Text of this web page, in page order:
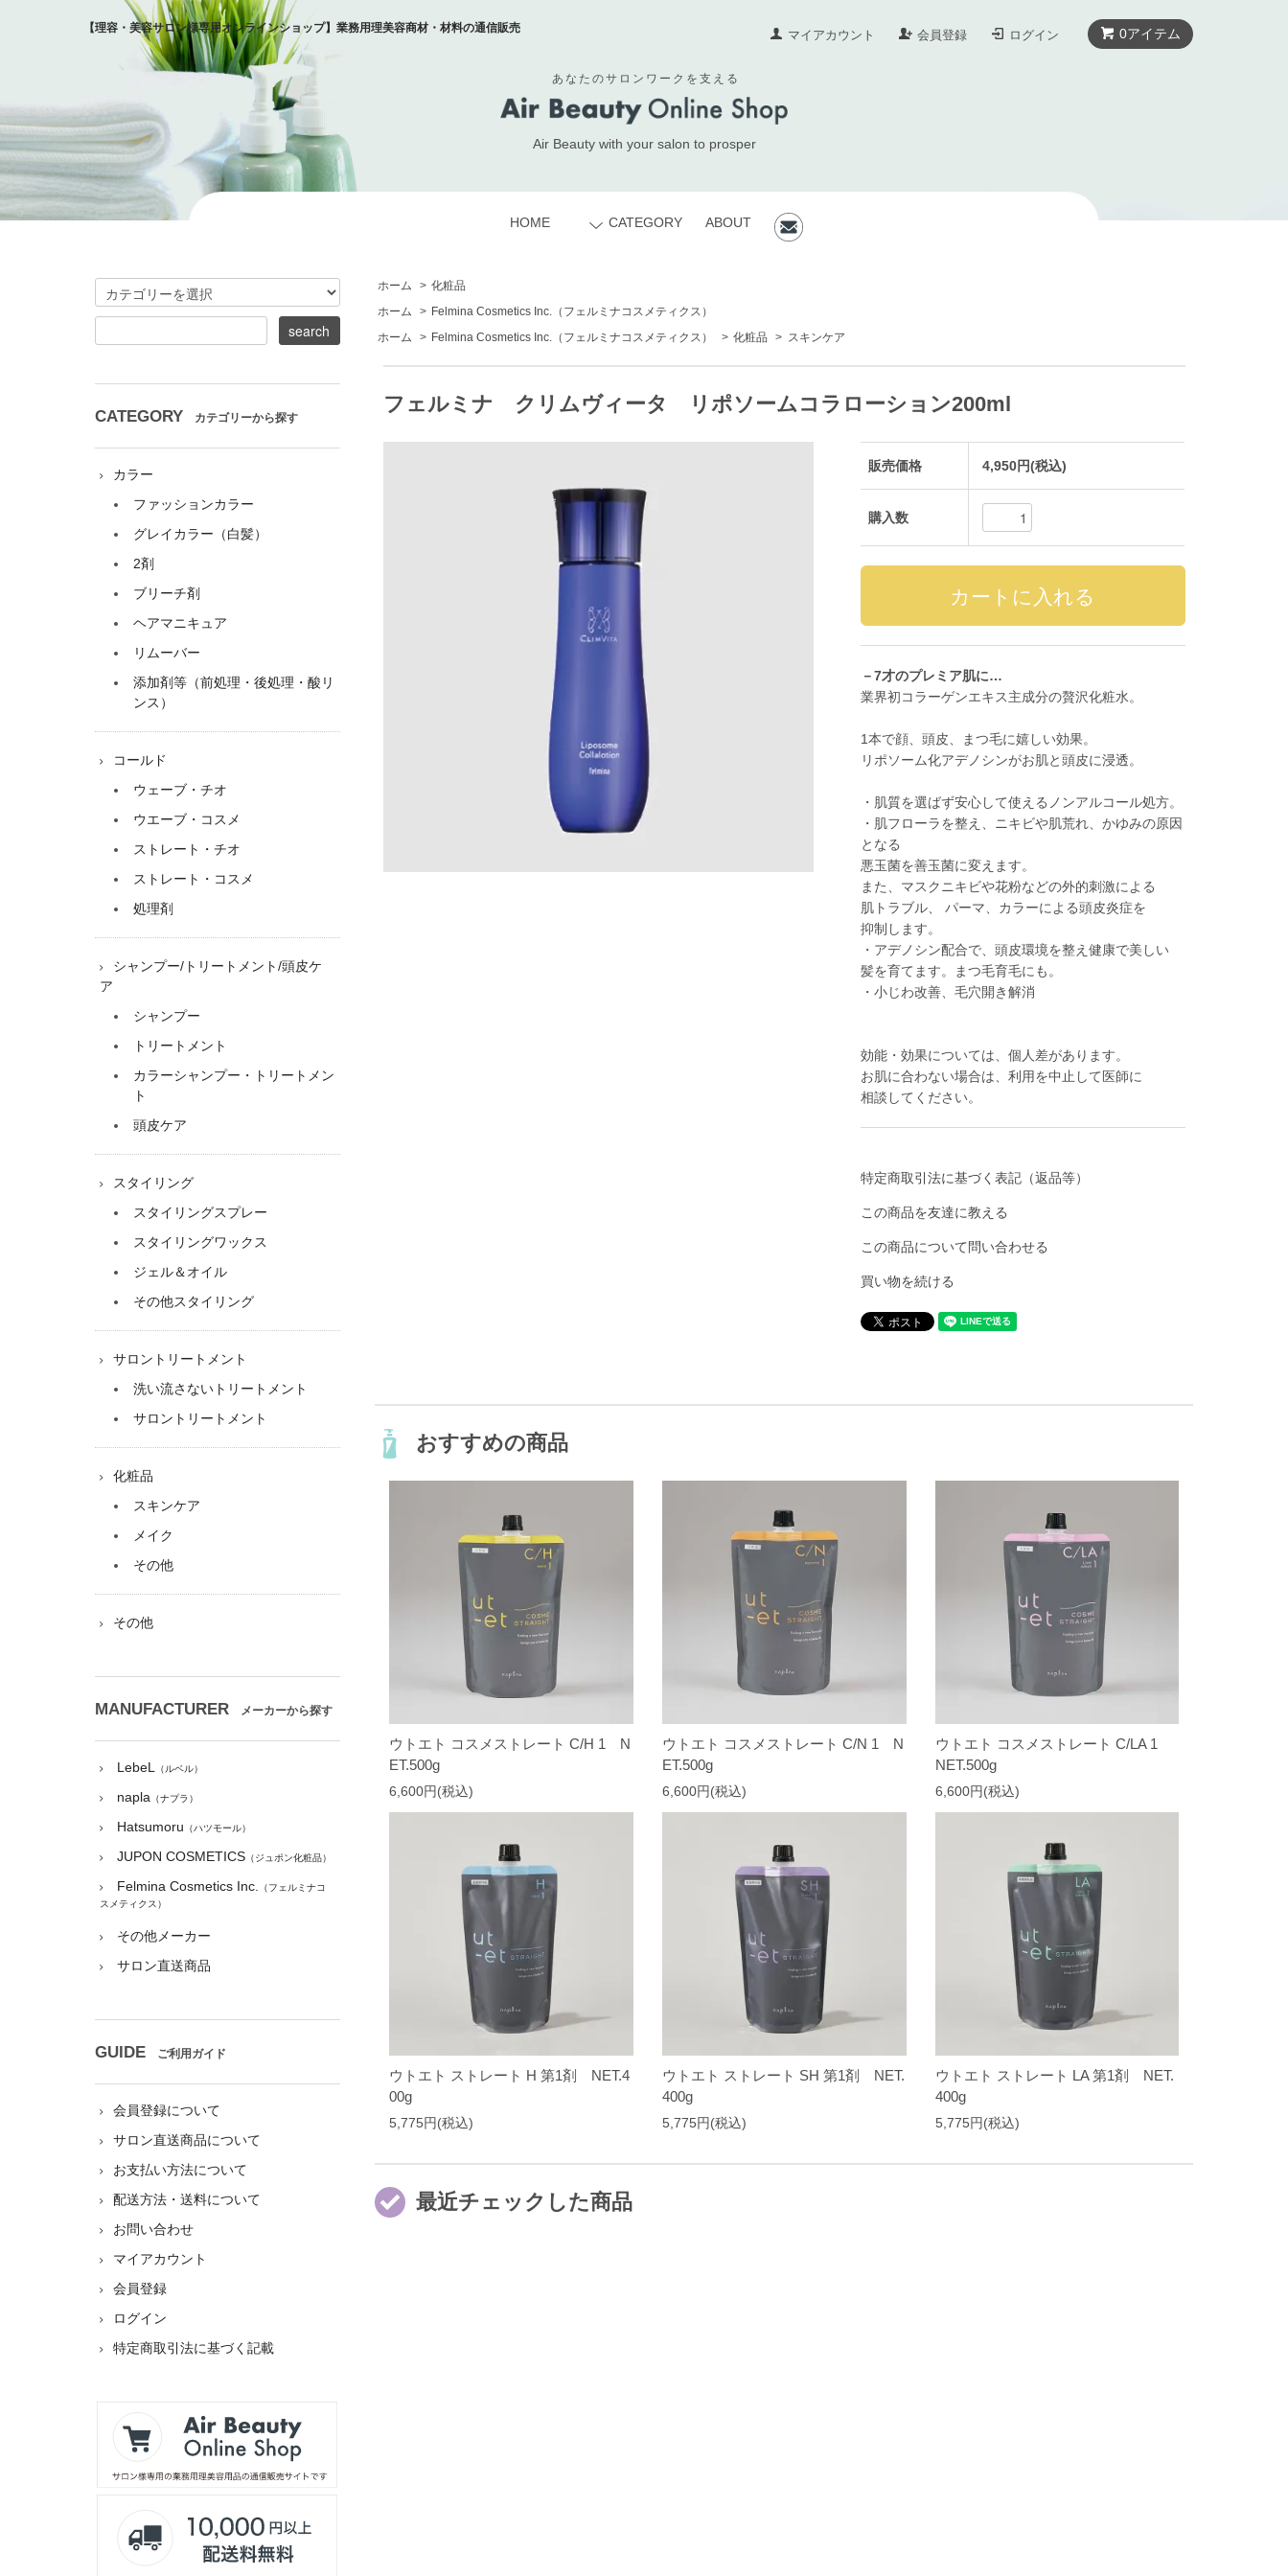
【理容・美容サロン様専用オンラインショップ】業務用理美容商材・材料の通信販売 0アイテム
マイアカウント 会員登録 ログイン
HOME CATEGORY ABOUT
あなたのサロンワークを支える
Air Beauty with your salon to prosper
ホーム > 化粧品
ホーム
> Felmina Cosmetics Inc. （フェルミナコスメティクス）
ホーム
> Felmina Cosmetics Inc. （フェルミナコスメティクス） > 化粧品 > スキンケア
フェルミナ クリムヴィータ リポソームコラローション200ml
販売価格 4,950円(税込)
購入数
－7才のプレミア肌に…
業界初コラーゲンエキス主成分の贅沢化粧水。
1本で顔、頭皮、まつ毛に嬉しい効果。
リポソーム化アデノシンがお肌と頭皮に浸透。
・肌質を選ばず安心して使えるノンアルコール処方。
・肌フローラを整え、ニキビや肌荒れ、かゆみの原因
となる
悪玉菌を善玉菌に変えます。
また、マスクニキビや花粉などの外的刺激による
肌トラブル、 パーマ、カラーによる頭皮炎症を
抑制します。
・アデノシン配合で、頭皮環境を整え健康で美しい
髪を育てます。まつ毛育毛にも。
・小じわ改善、毛穴開き解消
効能・効果については、個人差があります。
お肌に合わない場合は、利用を中止して医師に
相談してください。
特定商取引法に基づく表記（返品等）
この商品を友達に教える
この商品について問い合わせる
買い物を続ける
おすすめの商品
ウトエト コスメストレート C/H 1 N
ET.500g
6,600円(税込)
ウトエト コスメストレート C/N 1 N
ET.500g
6,600円(税込)
ウトエト コスメストレート C/LA 1
NET.500g
6,600円(税込)
ウトエト ストレート H 第1剤 NET.4
00g
5,775円(税込)
ウトエト ストレート SH 第1剤 NET.
400g
5,775円(税込)
ウトエト ストレート LA 第1剤 NET.
400g
5,775円(税込)
最近チェックした商品
CATEGORY カテゴリーから探す
カラー
ファッションカラー
グレイカラー（白髪）
2剤
ブリーチ剤
ヘアマニキュア
リムーバー
添加剤等（前処理・後処理・酸リ
ンス）
コールド
ウェーブ・チオ
ウエーブ・コスメ
ストレート・チオ
ストレート・コスメ
処理剤
シャンプー/トリートメント/頭皮ケ
ア
シャンプー
トリートメント
カラーシャンプー・トリートメン
ト
頭皮ケア
スタイリング
スタイリングスプレー
スタイリングワックス
ジェル＆オイル
その他スタイリング
サロントリートメント
洗い流さないトリートメント
サロントリートメント
化粧品
スキンケア
メイク
その他
その他
MANUFACTURER メーカーから探す
LebeL（ルベル）
napla（ナプラ）
Hatsumoru （ハツモール）
JUPON COSMETICS（ジュポン化粧品）
Felmina Cosmetics Inc. （フェルミナコ
スメティクス）
その他メーカー
サロン直送商品
GUIDE ご利用ガイド
会員登録について
サロン直送商品について
お支払い方法について
配送方法・送料について
お問い合わせ
マイアカウント
会員登録
ログイン
特定商取引法に基づく記載